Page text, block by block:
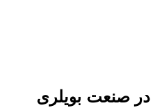
صنعت بویلری